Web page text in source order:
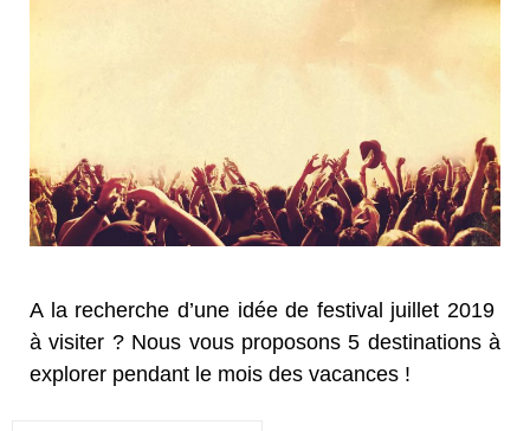
A la recherche d’une idée de festival juillet 2019
à visiter ? Nous vous proposons 5 destinations à
explorer pendant le mois des vacances !